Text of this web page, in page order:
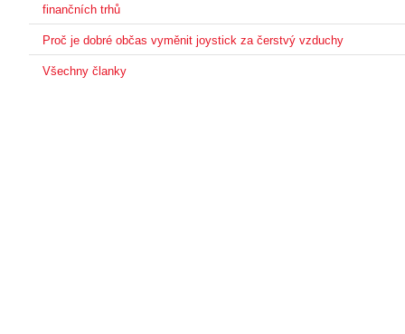
finančních trhů
Proč je dobré občas vyměnit joystick za čerstvý vzduchy
Všechny članky